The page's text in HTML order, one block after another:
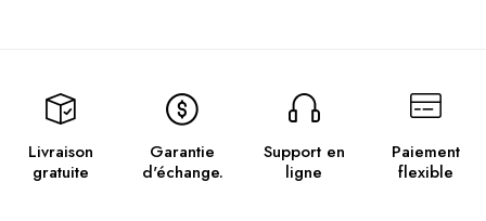
Livraison
gratuite
Garantie
d'échange.
Support en
ligne
Paiement
flexible